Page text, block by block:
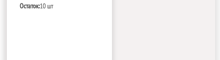
Остаток:10 шт